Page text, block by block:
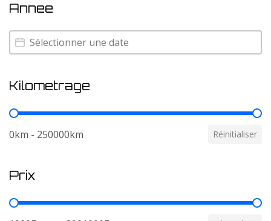
Annee
Annee
Annee
Kilometrage
Kilometrage
0km - 250000km Réinitialiser
Prix
Prix